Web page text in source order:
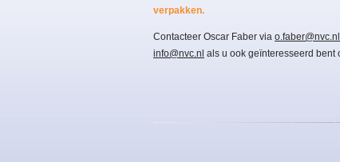
verpakken.
Contacteer Oscar Faber via o.faber@nvc.nl
info@nvc.nl als u ook geïnteresseerd bent